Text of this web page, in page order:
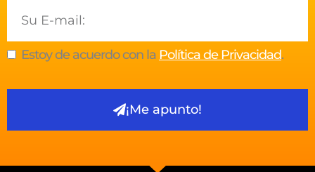
Estoy de acuerdo con la Política de Privacidad.
¡Me apunto!